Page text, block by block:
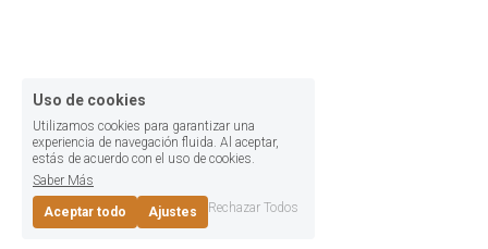
Uso de cookies
Utilizamos cookies para garantizar una
experiencia de navegación fluida. Al aceptar,
estás de acuerdo con el uso de cookies.
Saber Más
Aceptar todo Ajustes Rechazar Todos